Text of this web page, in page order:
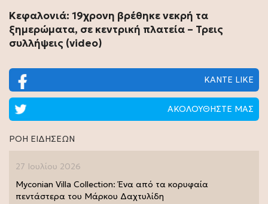
Κεφαλονιά: 19χρονη βρέθηκε νεκρή τα
ξημερώματα, σε κεντρική πλατεία – Τρεις
συλλήψεις (video)
ΚΑΝΤΕ LIKE
ΑΚΟΛΟΥΘΗΣΤΕ ΜΑΣ
ΡΟΗ ΕΙΔΗΣΕΩΝ
27 Ιουλίου 2026
Myconian Villa Collection: Ένα από τα κορυφαία
πεντάστερα του Μάρκου Δαχτυλίδη